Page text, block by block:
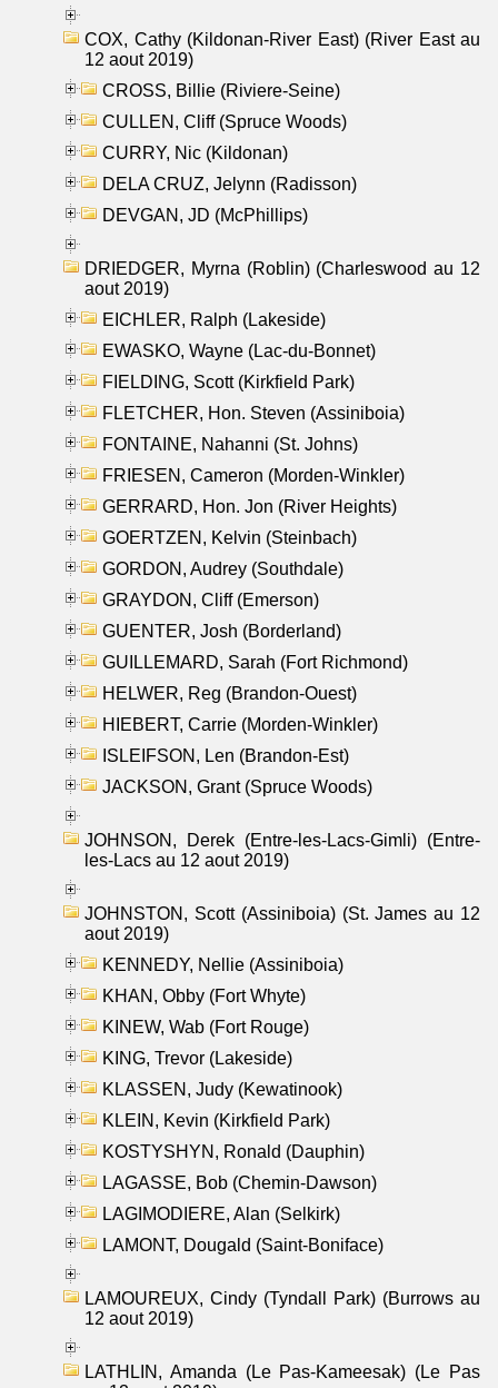
COX, Cathy (Kildonan-River East) (River East au
12 aout 2019)
CROSS, Billie (Riviere-Seine)
CULLEN, Cliff (Spruce Woods)
CURRY, Nic (Kildonan)
DELA CRUZ, Jelynn (Radisson)
DEVGAN, JD (McPhillips)
DRIEDGER, Myrna (Roblin) (Charleswood au 12
aout 2019)
EICHLER, Ralph (Lakeside)
EWASKO, Wayne (Lac-du-Bonnet)
FIELDING, Scott (Kirkfield Park)
FLETCHER, Hon. Steven (Assiniboia)
FONTAINE, Nahanni (St. Johns)
FRIESEN, Cameron (Morden-Winkler)
GERRARD, Hon. Jon (River Heights)
GOERTZEN, Kelvin (Steinbach)
GORDON, Audrey (Southdale)
GRAYDON, Cliff (Emerson)
GUENTER, Josh (Borderland)
GUILLEMARD, Sarah (Fort Richmond)
HELWER, Reg (Brandon-Ouest)
HIEBERT, Carrie (Morden-Winkler)
ISLEIFSON, Len (Brandon-Est)
JACKSON, Grant (Spruce Woods)
JOHNSON, Derek (Entre-les-Lacs-Gimli) (Entre-
les-Lacs au 12 aout 2019)
JOHNSTON, Scott (Assiniboia) (St. James au 12
aout 2019)
KENNEDY, Nellie (Assiniboia)
KHAN, Obby (Fort Whyte)
KINEW, Wab (Fort Rouge)
KING, Trevor (Lakeside)
KLASSEN, Judy (Kewatinook)
KLEIN, Kevin (Kirkfield Park)
KOSTYSHYN, Ronald (Dauphin)
LAGASSE, Bob (Chemin-Dawson)
LAGIMODIERE, Alan (Selkirk)
LAMONT, Dougald (Saint-Boniface)
LAMOUREUX, Cindy (Tyndall Park) (Burrows au
12 aout 2019)
LATHLIN, Amanda (Le Pas-Kameesak) (Le Pas